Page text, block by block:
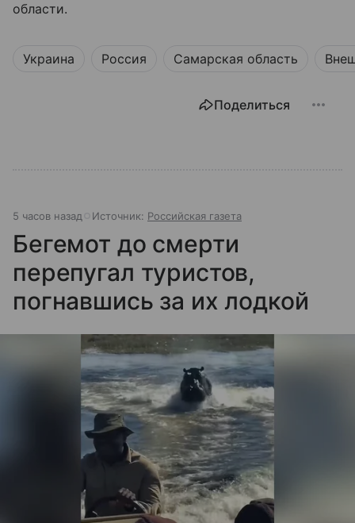
области.
Украина Россия Самарская область
Поделиться
5 часов назад Источник: Российская газета
Бегемот до смерти
перепугал туристов,
погнавшись за их лодкой